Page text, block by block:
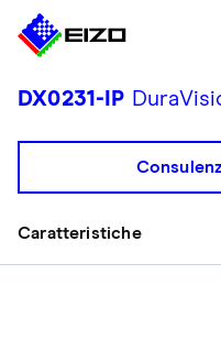
DX0231-IP
Caratteristiche